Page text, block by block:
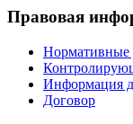
Правовая
Нормативные
Информация
Договор